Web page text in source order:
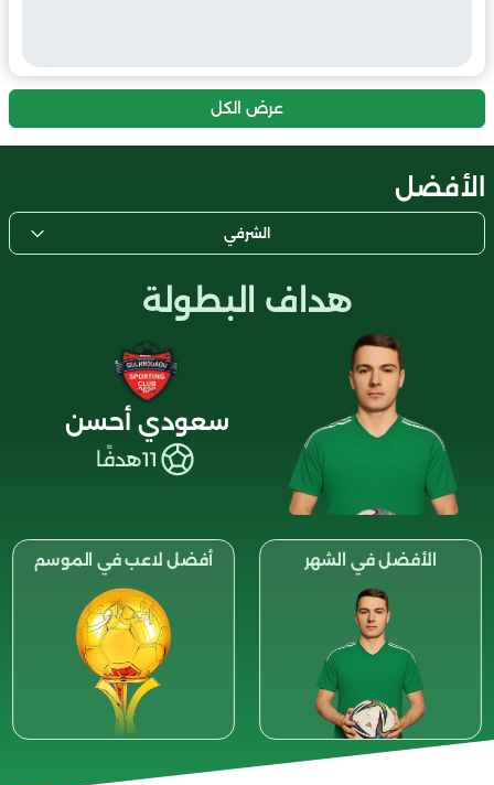
عرض الكل
الأفضل
الشرفي
هداف البطولة
سعودي أحسن
11هدفًا
الأفضل في الشهر أفضل لاعب في الموسم